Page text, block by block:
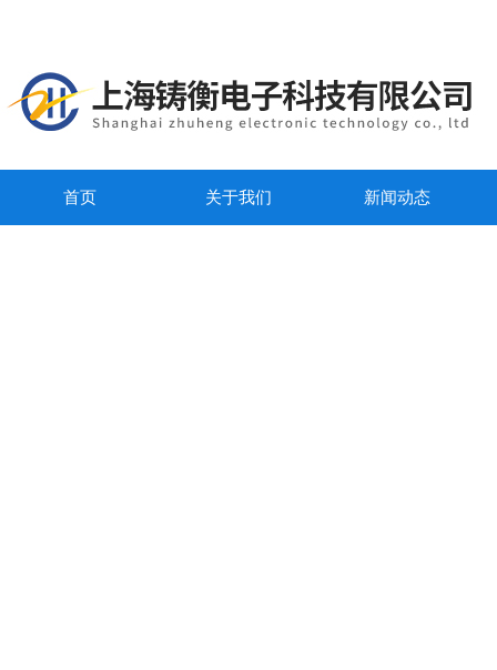
首页 关于我们 新闻动态